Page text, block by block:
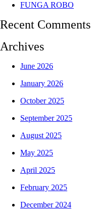
FUNGA ROBO
Recent Comments
Archives
June 2026
January 2026
October 2025
September 2025
August 2025
May 2025
April 2025
February 2025
December 2024